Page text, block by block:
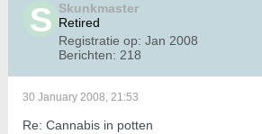
Skunkmaster
Retired
Registratie op: Jan 2008
Berichten: 218
30 January 2008, 21:53
Re: Cannabis in potten